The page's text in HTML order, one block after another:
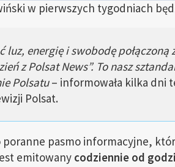
w pierwszych tygodniach
luz, energię i swobodę
z Polsat News”. To nasz
Polsatu– informowała kilka dni
Polsat.
poranne pasmo informacyjne,
emitowany codziennie od